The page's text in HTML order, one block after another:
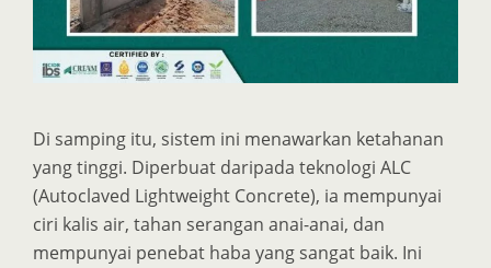
Di samping itu, sistem ini menawarkan ketahanan
yang tinggi. Diperbuat daripada teknologi ALC
(Autoclaved Lightweight Concrete), ia mempunyai
ciri kalis air, tahan serangan anai-anai, dan
mempunyai penebat haba yang sangat baik. Ini